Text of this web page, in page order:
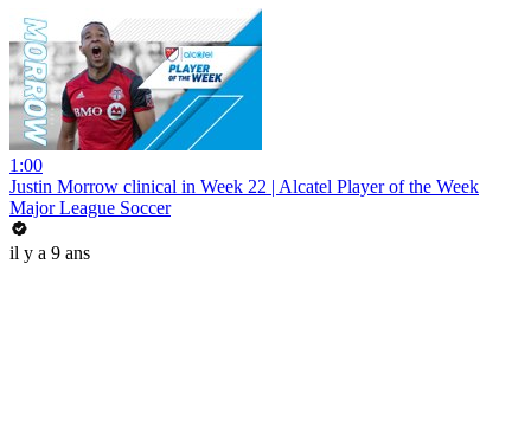
1:00
Justin Morrow clinical in Week 22 | Alcatel Player of the Week
Major League Soccer
il y a 9 ans